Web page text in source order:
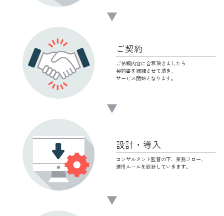
ご契約
ご依頼内容に合意頂きましたら
契約書を締結させて頂き、
サービス開始となります。
設計・導入
コンサルタント監督の下、 業務フロー、
運用ルールを設計していきます。